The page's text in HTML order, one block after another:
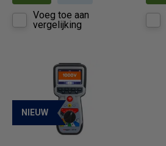
Voeg toe aan
vergelijking
NIEUW